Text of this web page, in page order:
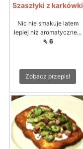
Szaszłyki z karkówki
Nic nie smakuje latem
lepiej niż aromatyczne...
⇖ 6
Zobacz przepis!